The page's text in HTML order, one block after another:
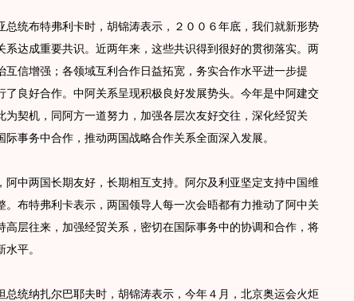
统布特弗利卡时，胡锦涛表示，２００６年底，我们就新形势
系达成重要共识。近两年来，这些共识得到很好的贯彻落实。两
互信增强；各领域互利合作日益拓宽，务实合作水平进一步提
了良好合作。中阿关系呈现积极良好发展势头。今年是中阿建交
为契机，同阿方一道努力，加强各层次友好交往，深化经贸关
际事务中合作，推动两国战略合作关系全面深入发展。
中两国长期友好，长期相互支持。阿尔及利亚坚定支持中国维
。布特弗利卡表示，两国领导人每一次会晤都有力推动了阿中关
高层往来，加强经贸关系，密切在国际事务中的协调和合作，将
平。
统纳扎尔巴耶夫时，胡锦涛表示，今年４月，北京奥运会火炬